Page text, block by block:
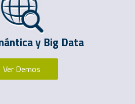
y Big Data
Ver Demos